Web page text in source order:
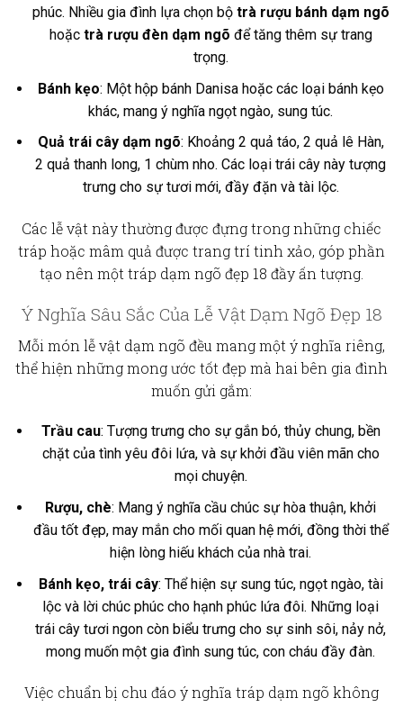
phúc. Nhiều gia đình lựa chọn bộ trà rượu bánh dạm ngõ
hoặc trà rượu đèn dạm ngõ để tăng thêm sự trang
trọng.
Bánh kẹo: Một hộp bánh Danisa hoặc các loại bánh kẹo
khác, mang ý nghĩa ngọt ngào, sung túc.
Quả trái cây dạm ngõ: Khoảng 2 quả táo, 2 quả lê Hàn,
2 quả thanh long, 1 chùm nho. Các loại trái cây này tượng
trưng cho sự tươi mới, đầy đặn và tài lộc.
Các lễ vật này thường được đựng trong những chiếc
tráp hoặc mâm quả được trang trí tinh xảo, góp phần
tạo nên mộttráp dạm ngõ đẹp 18 đầy ấn tượng.
Ý Nghĩa Sâu Sắc Của Lễ Vật Dạm Ngõ Đẹp 18
Mỗi món lễ vật dạm ngõ đều mang một ý nghĩa riêng,
thể hiện những mong ước tốt đẹp mà hai bên gia đình
muốn gửi gắm:
Trầu cau: Tượng trưng cho sự gắn bó, thủy chung, bền
chặt của tình yêu đôi lứa, và sự khởi đầu viên mãn cho
mọi chuyện.
Rượu, chè: Mang ý nghĩa cầu chúc sự hòa thuận, khởi
đầu tốt đẹp, may mắn cho mối quan hệ mới, đồng thời thể
hiện lòng hiếu khách của nhà trai.
Bánh kẹo, trái cây: Thể hiện sự sung túc, ngọt ngào, tài
lộc và lời chúc phúc cho hạnh phúc lứa đôi. Những loại
trái cây tươi ngon còn biểu trưng cho sự sinh sôi, nảy nở,
mong muốn một gia đình sung túc, con cháu đầy đàn.
Việc chuẩn bị chu đáo ý nghĩa tráp dạm ngõ không